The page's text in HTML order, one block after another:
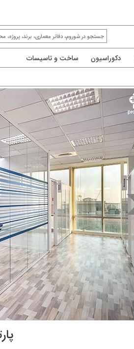
دکوراسیون ساخت و تاسیسات